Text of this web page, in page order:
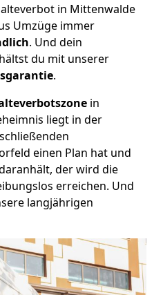
in Mittenwalde
Umzüge immer
. Und dein
du mit unserer
.
in
liegt in der
einen Plan hat und
der wird die
erreichen. Und
langjährigen